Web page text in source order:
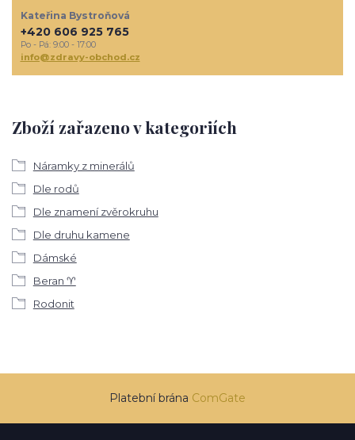
Zboží zařazeno v kategoriích
Náramky z minerálů
Dle rodů
Dle znamení zvěrokruhu
Dle druhu kamene
Dámské
Beran ♈
Rodonit
Kateřina Bystroňová
+420 606 925 765
Po - Pá: 9:00 - 17:00
info@zdravy-obchod.cz
Platební brána ComGate